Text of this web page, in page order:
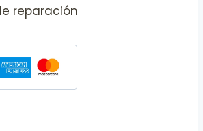
reparación